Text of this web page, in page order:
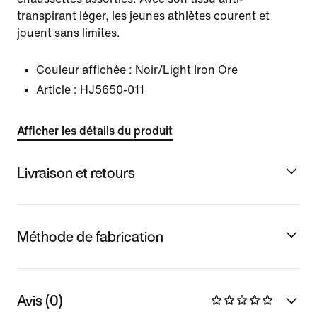
transpirant léger, les jeunes athlètes courent et
jouent sans limites.
Couleur affichée : Noir/Light Iron Ore
Article : HJ5650-011
Afficher les détails du produit
Livraison et retours
Méthode de fabrication
Avis (0)